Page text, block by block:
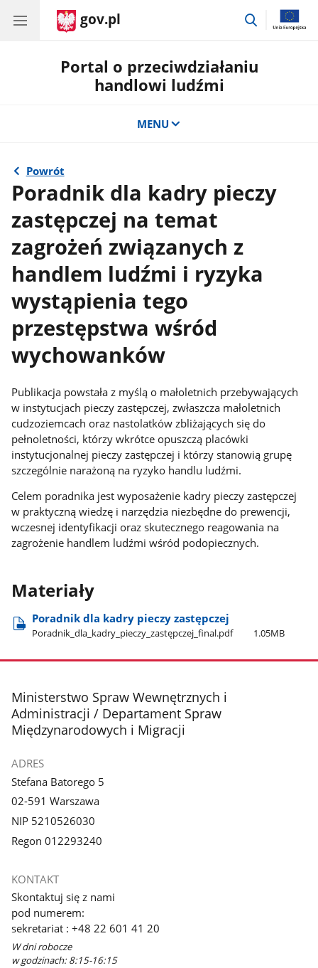
gov.pl
przejdź
Portal o przeciwdziałaniu
handlowi ludźmi
MENU
Powrót
Poradnik dla kadry pieczy
zastępczej na temat
zagrożeń związanych z
handlem ludźmi i ryzyka
wystąpienia tego
przestępstwa wśród
wychowanków
Publikacja powstała z myślą o małoletnich przebywających
w instytucjach pieczy zastępczej, zwłaszcza małoletnich
cudzoziemcach oraz nastolatków zbliżających się do
pełnoletności, którzy wkrótce opuszczą placówki
instytucjonalnej pieczy zastępczej i którzy stanowią grupę
szczególnie narażoną na ryzyko handlu ludźmi.
Celem poradnika jest wyposażenie kadry pieczy zastępczej
w praktyczną wiedzę i narzędzia niezbędne do prewencji,
wczesnej identyfikacji oraz skutecznego reagowania na
zagrożenie handlem ludźmi wśród podopiecznych.
Materiały
Poradnik dla kadry pieczy zastępczej
Poradnik​_dla​_kadry​_pieczy​_zastępczej​_final.pdf 1.05MB
stopka
Ministerstwo Spraw Wewnętrznych i
Administracji / Departament Spraw
Międzynarodowych i Migracji
ADRES
Stefana Batorego 5
02-591 Warszawa
NIP 5210526030
Regon 012293240
KONTAKT
Skontaktuj się z nami
pod numerem:
sekretariat : +48 22 601 41 20
W dni robocze
w godzinach: 8:15-16:15